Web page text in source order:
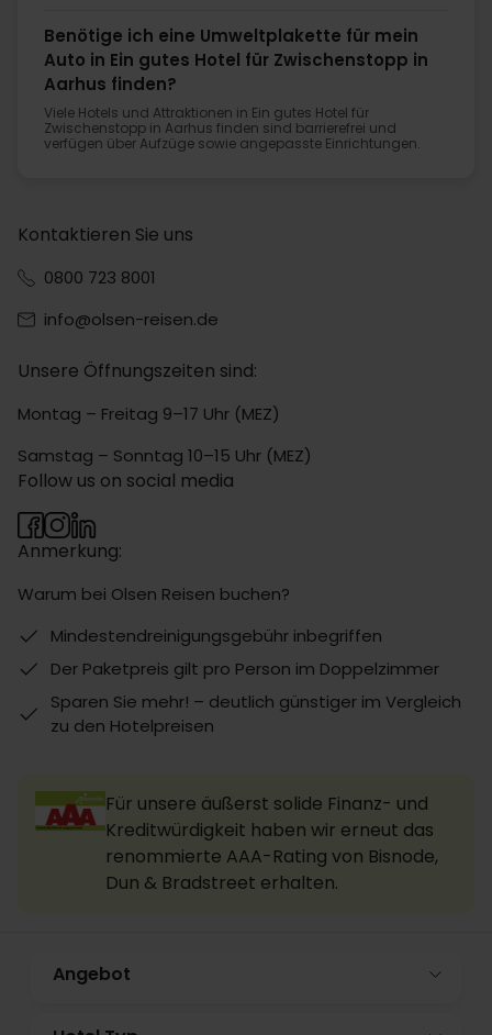
Benötige ich eine Umweltplakette für mein
Auto in Ein gutes Hotel für Zwischenstopp in
Aarhus finden?
Viele Hotels und Attraktionen in Ein gutes Hotel für
Zwischenstopp in Aarhus finden sind barrierefrei und
verfügen über Aufzüge sowie angepasste Einrichtungen.
Kontaktieren Sie uns
0800 723 8001
info@olsen-reisen.de
Unsere Öffnungszeiten sind:
Montag – Freitag 9–17 Uhr (MEZ)
Samstag – Sonntag 10–15 Uhr (MEZ)
Anmerkung:
Warum bei Olsen Reisen buchen?
Mindestendreinigungsgebühr inbegriffen
Der Paketpreis gilt pro Person im Doppelzimmer
Sparen Sie mehr! – deutlich günstiger im Vergleich
zu den Hotelpreisen
Follow us on social media
Für unsere äußerst solide Finanz- und
Kreditwürdigkeit haben wir erneut das
renommierte AAA-Rating von Bisnode,
Dun & Bradstreet erhalten.
Angebot